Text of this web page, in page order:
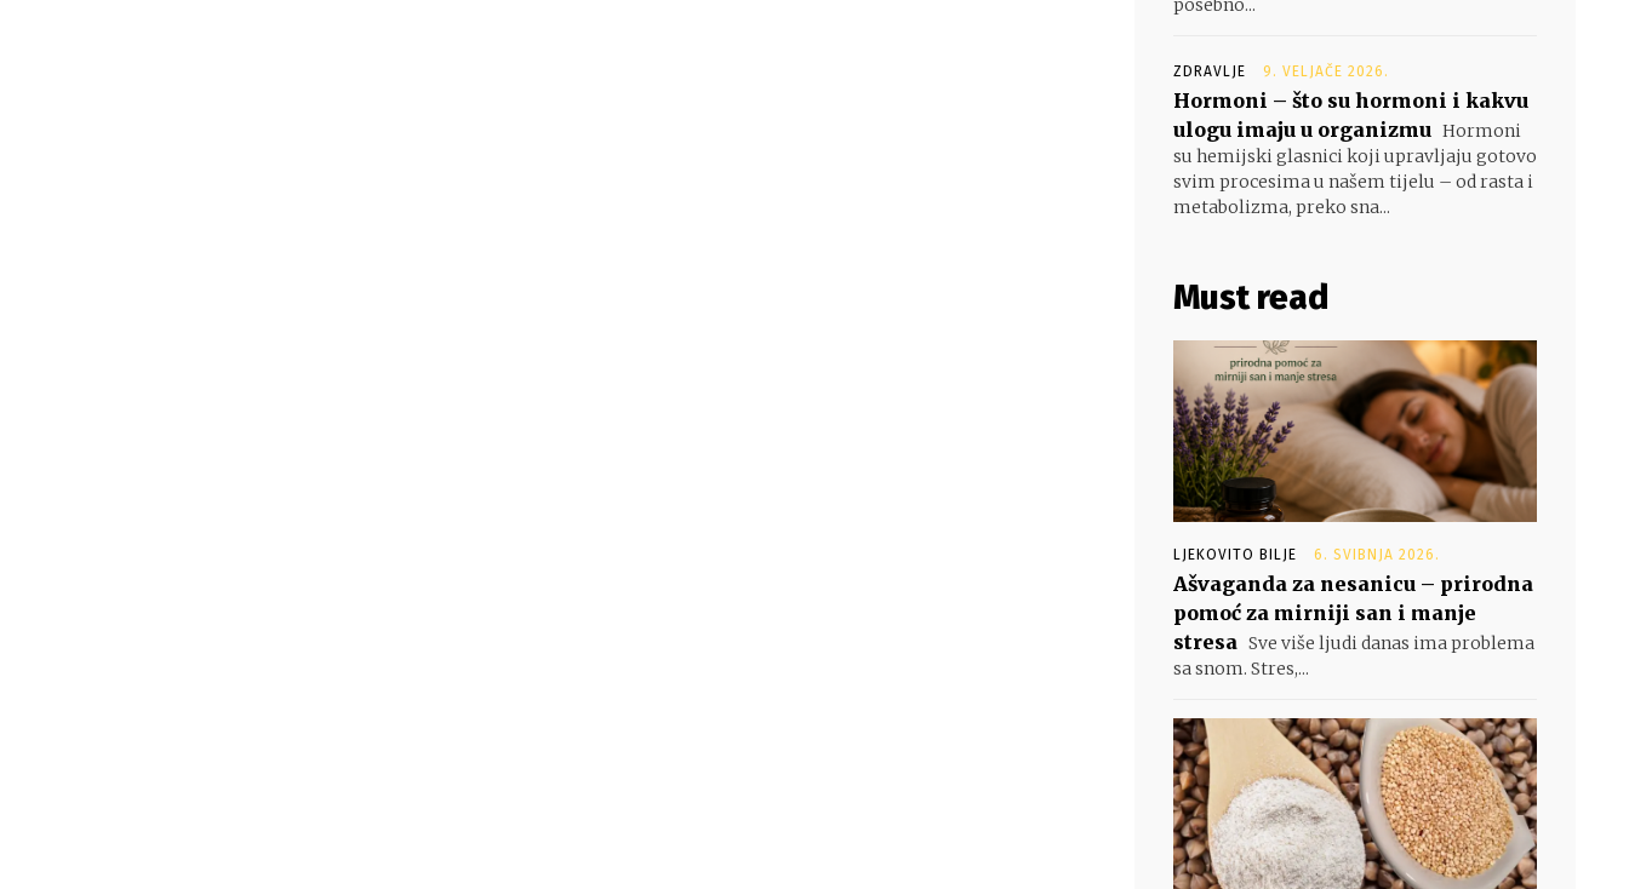
posebno...
ZDRAVLJE 9. VELJAČE 2026.
Hormoni – što su hormoni i kakvu
ulogu imaju u organizmu Hormoni
su hemijski glasnici koji upravljaju gotovo
svim procesima u našem tijelu – od rasta i
metabolizma, preko sna...
Must read
LJEKOVITO BILJE 6. SVIBNJA 2026.
Ašvaganda za nesanicu – prirodna
pomoć za mirniji san i manje
stresa Sve više ljudi danas ima problema
sa snom. Stres,...